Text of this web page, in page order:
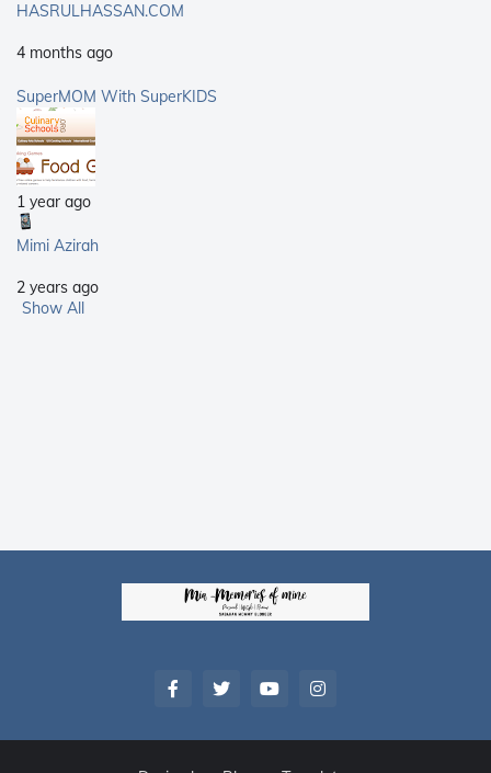
HASRULHASSAN.COM
4 months ago
SuperMOM With SuperKIDS
1 year ago
Mimi Azirah
2 years ago
Show All